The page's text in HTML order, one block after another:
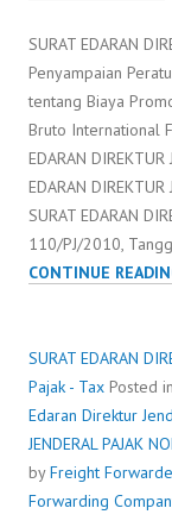
SURAT EDARAN
Penyampaian
tentang Biaya
Bruto International
EDARAN
EDARAN
SURAT EDARAN
110/PJ/2010,
CONTINUE
SURAT EDARAN
Pajak - Tax Posted in
Edaran Direktur
JENDERAL PAJAK
byFreight
Forwarding